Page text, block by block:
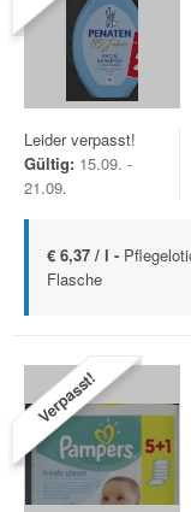
Leider verpasst!
Gültig: 15.09. -
21.09.
€ 6,37 / l -
Flasche
Verpasst!